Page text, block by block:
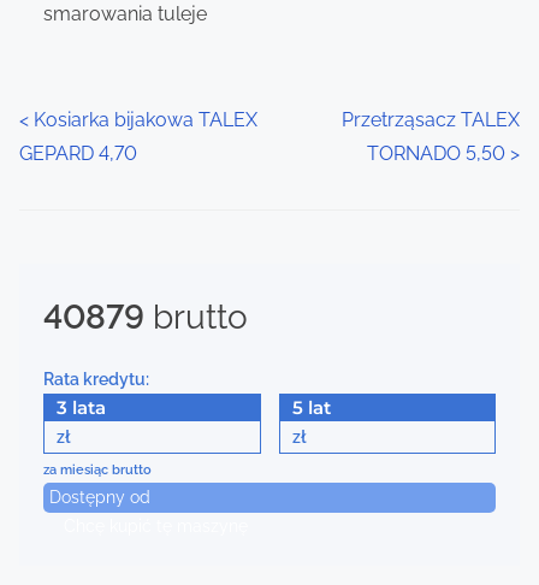
smarowania tuleje
P
o
< Kosiarka bijakowa TALEX
GEPARD 4,70
Przetrząsacz TALEX
TORNADO 5,50 >
40879 brutto
Rata kredytu:
3 lata
zł
5 lat
zł
za miesiąc brutto
Dostępny od